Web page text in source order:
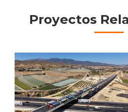
commentaire
Proyectos